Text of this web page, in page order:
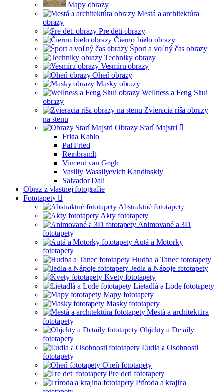
Mapy obrazy
Mestá a architektúra
obrazy
Pre deti obrazy
Čierno-bielo obrazy
Šport a voľný čas obrazy
Techniky obrazy
Vesmíru obrazy
Oheň obrazy
Masky obrazy
Wellness a Feng Shui
obrazy
Zvieracia ríša obrazy
na stenu
Obrazy Starí Majstri
Frida Kahlo
Pal Fried
Rembrandt
Vincent van Gogh
Vasiliy Wassilyevich Kandinskiy
Salvador Dali
Obraz z vlastnej fotografie
Fototapety
Abstraktné fototapety
Akty fototapety
Animované a 3D
fototapety
Autá a Motorky
fototapety
Hudba a Tanec fototapety
Jedla a Nápoje fototapety
Kvety fototapety
Lietadlá a Lode fototapety
Mapy fototapety
Masky fototapety
Mestá a architektúra
fototapety
Objekty a Detaily
fototapety
Ľudia a Osobnosti
fototapety
Oheň fototapety
Pre deti fototapety
Príroda a krajina